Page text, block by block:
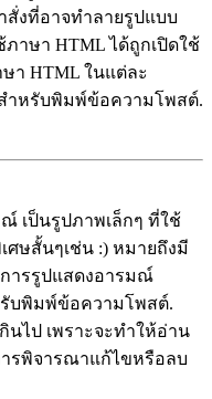
สั่งที่อาจทำลายรูปแบบ
าษา HTML ได้ถูกเปิดใช้
า HTML ในแต่ละ
ำหรับพิมพ์ข้อความโพสต์.
เป็นรูปภาพเล็กๆ ที่ใช้
ศษสั้นๆเช่น :) หมายถึงมี
การรูปแสดงอารมณ์
บพิมพ์ข้อความโพสต์.
นไป เพราะจะทำให้อ่าน
ารพิจารณาแก้ไขหรือลบ